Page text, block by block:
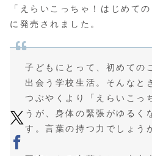
「えらいこっちゃ！はじめて
に発売されました。
子どもにとって、初めての
出会う学校生活。そんなと
つぶやくより「えらいこっ
うが、身体の緊張がゆるく
す。言葉の持つ力でしょう